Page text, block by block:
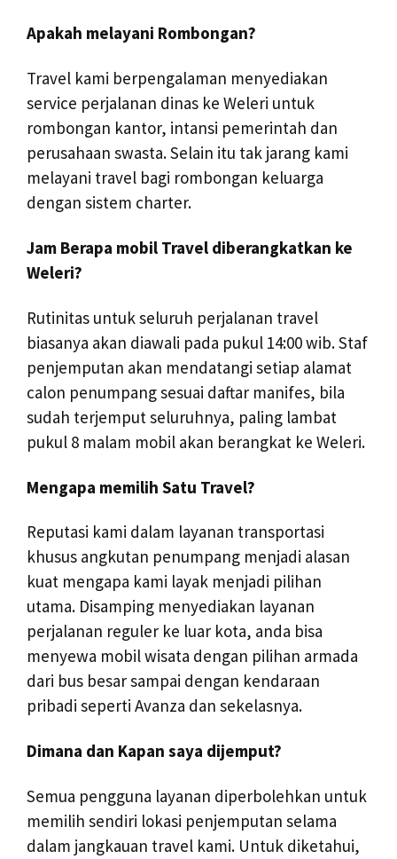
Apakah melayani Rombongan?
Travel kami berpengalaman menyediakan
service perjalanan dinas ke Weleri untuk
rombongan kantor, intansi pemerintah dan
perusahaan swasta. Selain itu tak jarang kami
melayani travel bagi rombongan keluarga
dengan sistem charter.
Jam Berapa mobil Travel diberangkatkan ke
Weleri?
Rutinitas untuk seluruh perjalanan travel
biasanya akan diawali pada pukul 14:00 wib. Staf
penjemputan akan mendatangi setiap alamat
calon penumpang sesuai daftar manifes, bila
sudah terjemput seluruhnya, paling lambat
pukul 8 malam mobil akan berangkat ke Weleri.
Mengapa memilih Satu Travel?
Reputasi kami dalam layanan transportasi
khusus angkutan penumpang menjadi alasan
kuat mengapa kami layak menjadi pilihan
utama. Disamping menyediakan layanan
perjalanan reguler ke luar kota, anda bisa
menyewa mobil wisata dengan pilihan armada
dari bus besar sampai dengan kendaraan
pribadi seperti Avanza dan sekelasnya.
Dimana dan Kapan saya dijemput?
Semua pengguna layanan diperbolehkan untuk
memilih sendiri lokasi penjemputan selama
dalam jangkauan travel kami. Untuk diketahui,